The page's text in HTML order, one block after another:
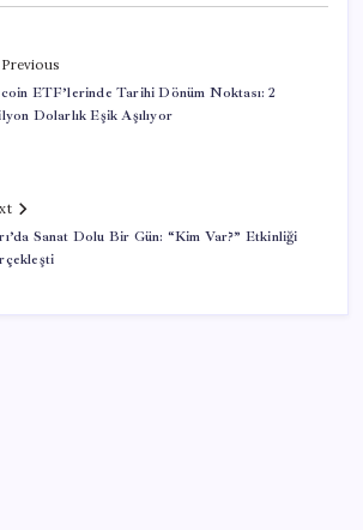
Previous
ETF’lerinde Tarihi Dönüm Noktası: 2
Dolarlık Eşik Aşılıyor
Sanat Dolu Bir Gün: “Kim Var?” Etkinliği